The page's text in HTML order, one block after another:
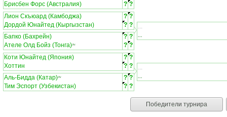
Брисбен Форс (Австралия)
? ?
Лион Скъюард (Камбоджа) ? ?
Дордой Юнайтед (Кыргызстан)
? ?
Бапко (Бахрейн)
? ?
Ателе Олд Бойз (Тонга)ЛЧ ? ?
...
...
Коти Юнайтед (Япония) ? ?
Хоттин
? ?
Аль-Бидда (Катар)ЛЧ ? ?
Тим Эспорт (Узбекистан)
? ?
...
...
Победители турнира